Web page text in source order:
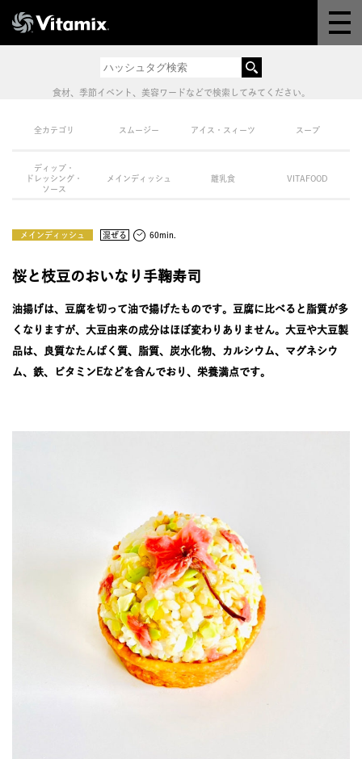
体験＆講座
8つの機能
オンラインストア
よくある質問
JOURNAL
食材、季節イベント、美容ワードなどで検索してみてください。
全カテゴリ スムージー アイス・スィーツ スープ
ディップ・
ドレッシング・
ソース
メインディッシュ 離乳食 VITAFOOD
メインディッシュ 混ぜる 60min.
桜と枝豆のおいなり手鞠寿司
油揚げは、豆腐を切って油で揚げたものです。豆腐に比べると脂質が多
くなりますが、大豆由来の成分はほぼ変わりありません。大豆や大豆製
品は、良質なたんぱく質、脂質、炭水化物、カルシウム、マグネシウ
ム、鉄、ビタミンEなどを含んでおり、栄養満点です。